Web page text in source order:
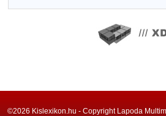
©2026 Kislexikon.hu - Copyright Lapoda